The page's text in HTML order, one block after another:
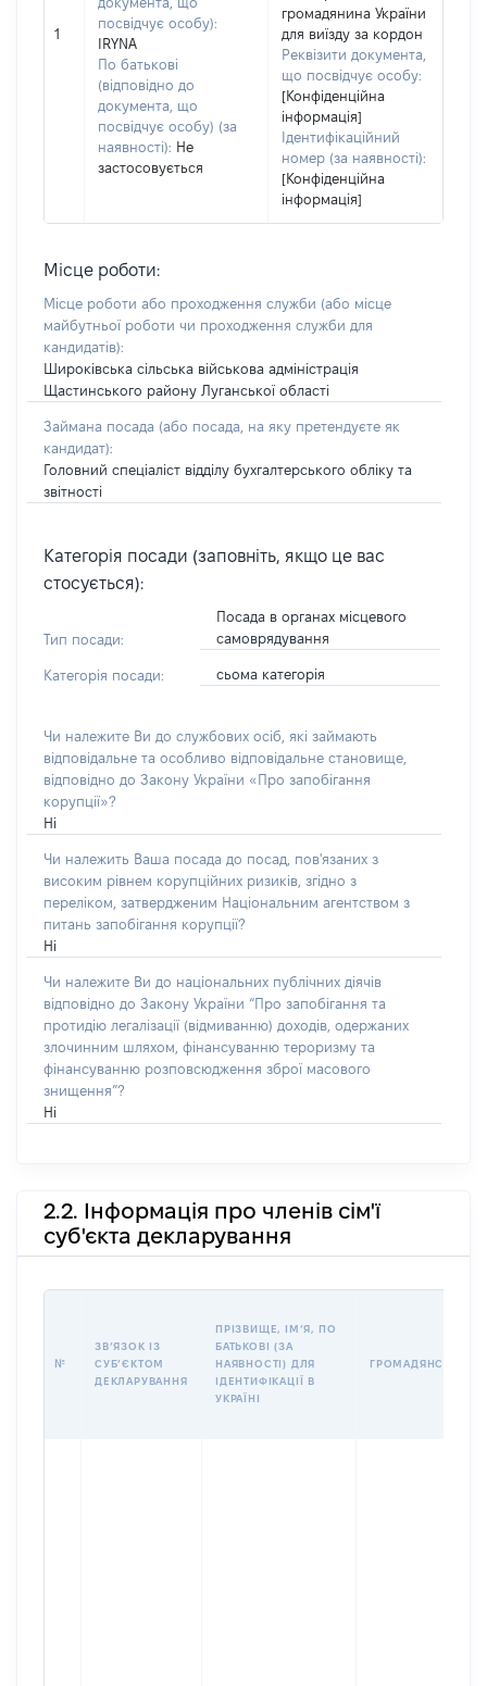
1
посвідчує особу):
IRYNA
По батькові
(відповідно до
документа, що
посвідчує особу) (за
наявності): Не
застосовується
громадянина України
для виїзду за кордон
Реквізити документа,
що посвідчує особу:
[Конфіденційна
інформація]
Ідентифікаційний
номер (за наявності):
[Конфіденційна
інформація]
Місце роботи:
Місце роботи або проходження служби (або місце
майбутньої роботи чи проходження служби для
кандидатів):
Широківська сільська військова адміністрація
Щастинського району Луганської області
Займана посада (або посада, на яку претендуєте як
кандидат):
Головний спеціаліст відділу бухгалтерського обліку та
звітності
Категорія посади (заповніть, якщо це вас
стосується):
Тип посади:
Посада в органах місцевого
самоврядування
Категорія посади: сьома категорія
Чи належите Ви до службових осіб, які займають
відповідальне та особливо відповідальне становище,
відповідно до Закону України «Про запобігання
корупції»?
Ні
Чи належить Ваша посада до посад, пов'язаних з
високим рівнем корупційних ризиків, згідно з
переліком, затвердженим Національним агентством з
питань запобігання корупції?
Ні
Чи належите Ви до національних публічних діячів
відповідно до Закону України “Про запобігання та
протидію легалізації (відмиванню) доходів, одержаних
злочинним шляхом, фінансуванню тероризму та
фінансуванню розповсюдження зброї масового
знищення”?
Ні
2.2. Інформація про членів сім'ї
суб'єкта декларування
№
ЗВʼЯЗОК ІЗ
СУБʼЄКТОМ
ДЕКЛАРУВАННЯ
ПРІЗВИЩЕ, ІМʼЯ, ПО
БАТЬКОВІ (ЗА
НАЯВНОСТІ) ДЛЯ
ІДЕНТИФІКАЦІЇ В
УКРАЇНІ
ГРОМАДЯНСТВО